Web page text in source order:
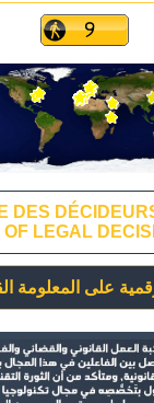
DES
OF LEGAL
على المعلومة